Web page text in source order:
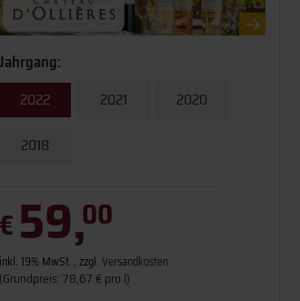
Jahrgang:
2022 2021
2020
2018
€59,00
inkl. 19% MwSt. , zzgl. Versandkosten
(Grundpreis: 78,67 € pro l)